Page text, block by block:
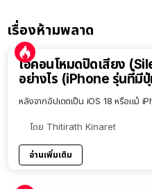
เรื่องห้ามพลาด
ไอคอนโหมดปิดเสียง
อย่างไร (iPhone รุ่นที่มี
หลังจากอัปเดตเป็น iOS 18 หรือแม้
โดย Thitirath Kinaret
อ่านเพิ่มเติม